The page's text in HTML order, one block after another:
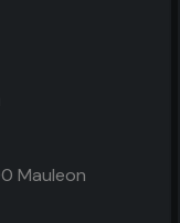
Mauleon